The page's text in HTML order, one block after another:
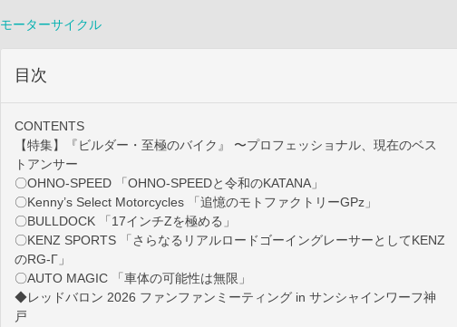
モーターサイクル
目次
CONTENTS
【特集】『ビルダー・至極のバイク』 〜プロフェッショナル、現在のベス
トアンサー
〇OHNO-SPEED 「OHNO-SPEEDと令和のKATANA」
〇Kenny’s Select Motorcycles 「追憶のモトファクトリーGPz」
〇BULLDOCK 「17インチZを極める」
〇KENZ SPORTS 「さらなるリアルロードゴーイングレーサーとしてKENZ
のRG-Γ」
〇AUTO MAGIC 「車体の可能性は無限」
◆レッドバロン 2026 ファンファンミーティング in サンシャインワーフ神
戸